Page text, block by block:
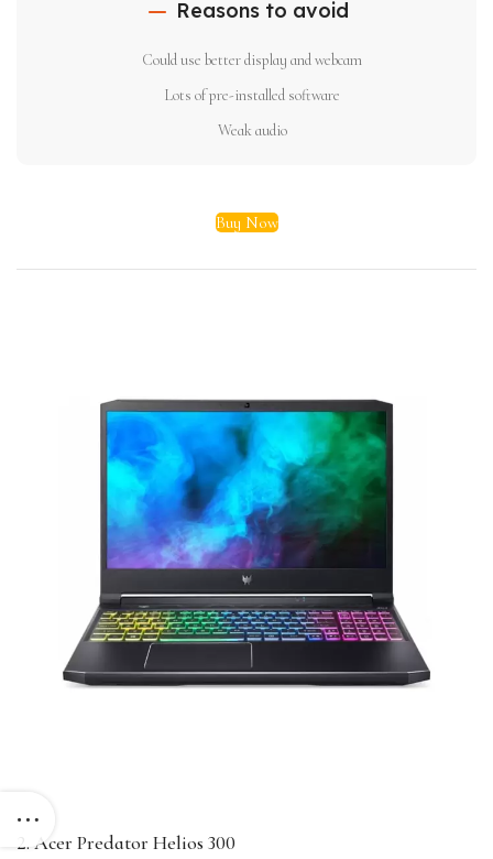
Reasons to avoid
Could use better display and webcam
Lots of pre-installed software
Weak audio
Buy Now
2. Acer Predator Helios 300